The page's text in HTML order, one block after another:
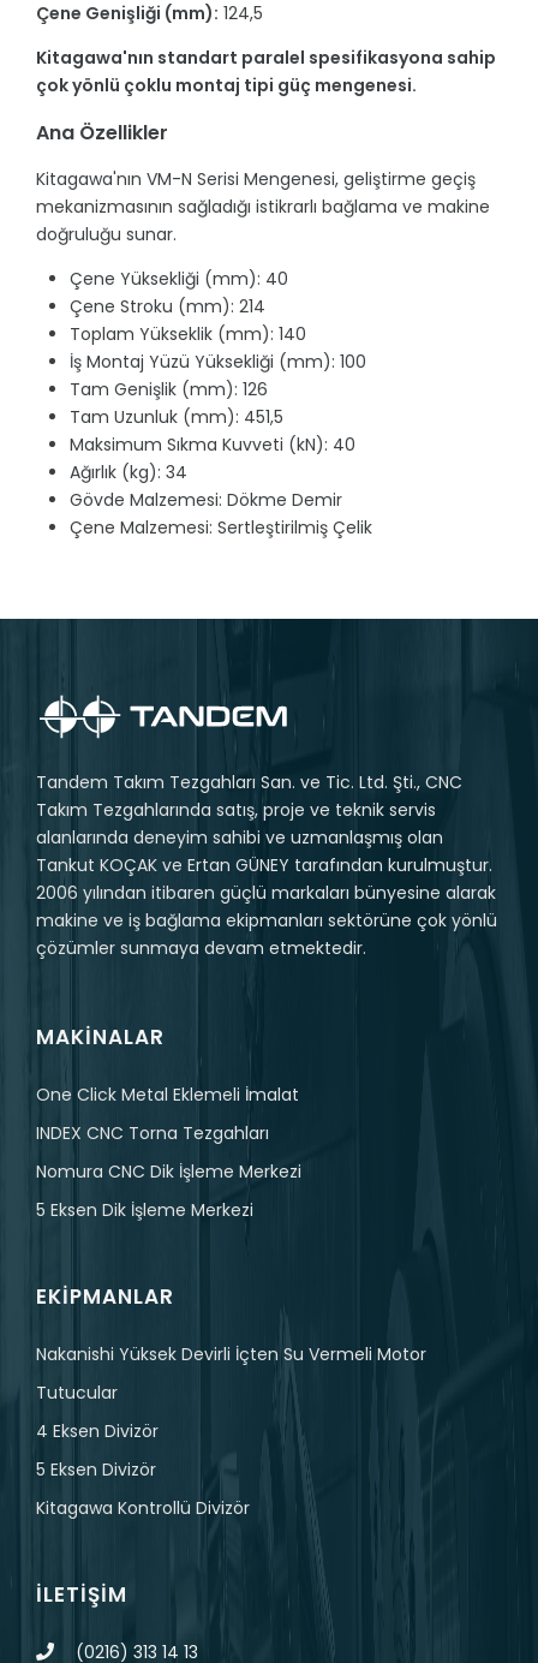
Çene Genişliği (mm): 124,5
Kitagawa'nın standart paralel spesifikasyona sahip
çok yönlü çoklu montaj tipi güç mengenesi.
Ana Özellikler
Kitagawa'nın VM-N Serisi Mengenesi, geliştirme geçiş
mekanizmasının sağladığı istikrarlı bağlama ve makine
doğruluğu sunar.
Çene Yüksekliği (mm): 40
Çene Stroku (mm): 214
Toplam Yükseklik (mm): 140
İş Montaj Yüzü Yüksekliği (mm): 100
Tam Genişlik (mm): 126
Tam Uzunluk (mm): 451,5
Maksimum Sıkma Kuvveti (kN): 40
Ağırlık (kg): 34
Gövde Malzemesi: Dökme Demir
Çene Malzemesi: Sertleştirilmiş Çelik
Tandem Takım Tezgahları San. ve Tic. Ltd. Şti., CNC
Takım Tezgahlarında satış, proje ve teknik servis
alanlarında deneyim sahibi ve uzmanlaşmış olan
Tankut KOÇAK ve Ertan GÜNEY tarafından kurulmuştur.
2006 yılından itibaren güçlü markaları bünyesine alarak
makine ve iş bağlama ekipmanları sektörüne çok yönlü
çözümler sunmaya devam etmektedir.
MAKINALAR
One Click Metal Eklemeli İmalat
INDEX CNC Torna Tezgahları
Nomura CNC Dik İşleme Merkezi
5 Eksen Dik İşleme Merkezi
EKIPMANLAR
Nakanishi Yüksek Devirli İçten Su Vermeli Motor
Tutucular
4 Eksen Divizör
5 Eksen Divizör
Kitagawa Kontrollü Divizör
İLETIŞIM
(0216) 313 14 13